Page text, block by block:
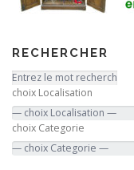
RECHERCHER
choix Localisation
choix Categorie